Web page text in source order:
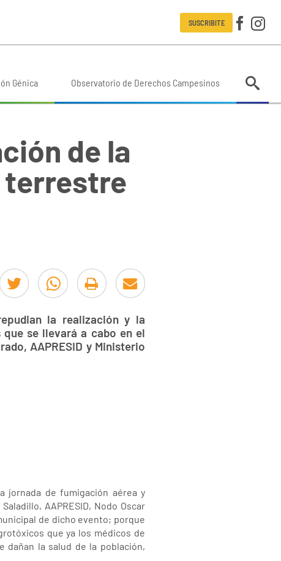
SUSCRIBITE
Génica Observatorio de Derechos Campesinos
de la
terrestre
la realización y la
se llevará a cabo en el
AAPRESID y Ministerio
jornada de fumigación aérea y
AAPRESID, Nodo Oscar
de dicho evento; porque
que ya los médicos de
dañan la salud de la población,